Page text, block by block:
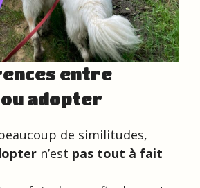
entre
adopter
de similitudes,
n’est pas tout à fait